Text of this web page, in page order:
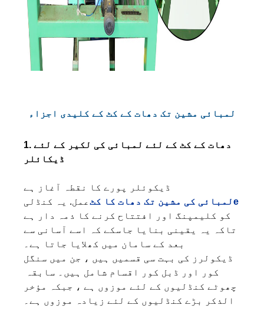
لمبائی مشین تک دھات کے کٹ کے کلیدی اجزاء
1. دھات کے کٹ کے لئے لمبائی کی لکیر کے لئے
ڈیکائلر
ڈیکوئلر پورے کا نقطہ آغاز ہے
لمبائی کی مشین تک دھات کا کٹe
عمل. یہ کنڈلی
کو کلیمپنگ اور افتتاح کرنے کا ذمہ دار ہے
تاکہ یہ یقینی بنایا جاسکے کہ اسے آسانی سے
بعد کے سامان میں کھلایا جاتا ہے۔
ڈیکولرز کی بہت سی قسمیں ہیں ، جن میں سنگل
کور اور ڈبل کور اقسام شامل ہیں۔ سابقہ ​​
چھوٹے کنڈلیوں کے لئے موزوں ہے ، جبکہ مؤخر
الذکر بڑے کنڈلیوں کے لئے زیادہ موزوں ہے۔